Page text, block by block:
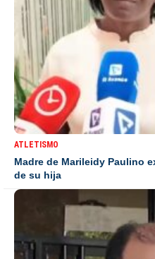
ATLETISMO
Madre de Marileidy Paulino
de su hija